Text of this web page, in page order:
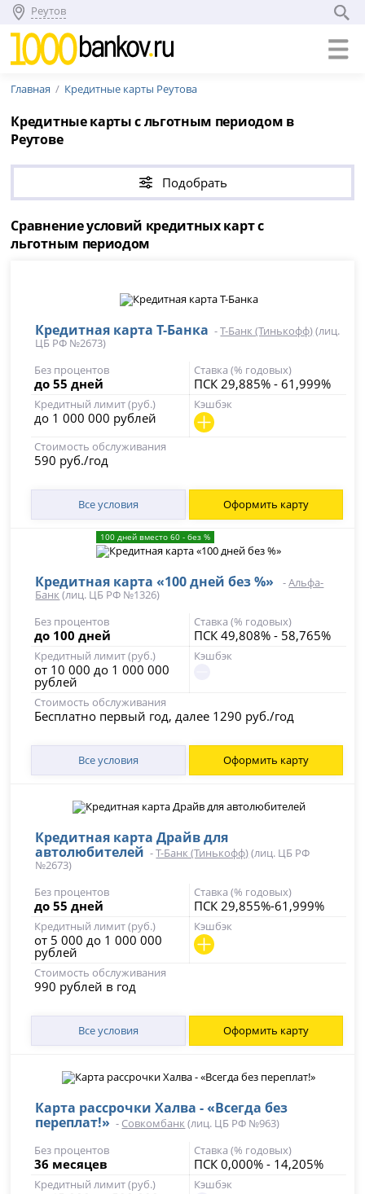
Реутов
Главная Кредитные карты Реутова
Кредитные карты с льготным периодом в
Реутове
Подобрать
Сравнение условий кредитных карт с
льготным периодом
Кредитная карта Т-Банка -Т-Банк (Тинькофф)(лиц.
ЦБ РФ №2673)
Без процентов
до 55 дней
Ставка (% годовых)
ПСК 29,885% - 61,999%
Кредитный лимит (руб.)
до 1 000 000 рублей
Кэшбэк
Стоимость обслуживания
590 руб./год
Все условия Оформить карту
100 дней вместо 60 - без %
Кредитная карта «100 дней без %» -Альфа-
Банк (лиц. ЦБ РФ №1326)
Без процентов
до 100 дней
Ставка (% годовых)
ПСК 49,808% - 58,765%
Кредитный лимит (руб.)
от 10 000 до 1 000 000
рублей
Кэшбэк
Стоимость обслуживания
Бесплатно первый год, далее 1290 руб./год
Все условия Оформить карту
Кредитная карта Драйв для
автолюбителей -Т-Банк (Тинькофф)(лиц. ЦБ РФ
№2673)
Без процентов
до 55 дней
Ставка (% годовых)
ПСК 29,855%-61,999%
Кредитный лимит (руб.)
от 5 000 до 1 000 000
рублей
Кэшбэк
Стоимость обслуживания
990 рублей в год
Все условия Оформить карту
Карта рассрочки Халва - «Всегда без
переплат!» - Совкомбанк (лиц. ЦБ РФ №963)
Без процентов
36 месяцев
Ставка (% годовых)
ПСК 0,000% - 14,205%
Кредитный лимит (руб.) Кэшбэк